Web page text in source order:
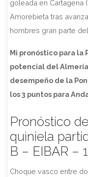
goleada en Cartagena
Amorebieta tras
hombres gran parte
Mi pronóstico para la
potencial del
desempeño de la
los 3 puntos para
Pronóstico
quiniela
B – EIBAR –
Choque vasco entre